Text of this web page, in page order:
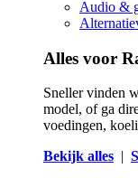
Audio &
Alles voor
Sneller vinden
model, of ga
voedingen,
Bekijk alles |